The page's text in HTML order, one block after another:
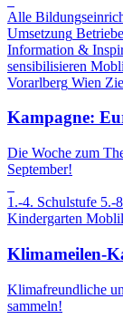
Alle
Umsetzung Betriebe
Information &
sensibilisieren
Vorarlberg Wien
Kampagne:
Die Woche zum
September!
1.-4. Schulstufe 5.-
Kindergarten
Klimameilen-
Klimafreundliche
sammeln!